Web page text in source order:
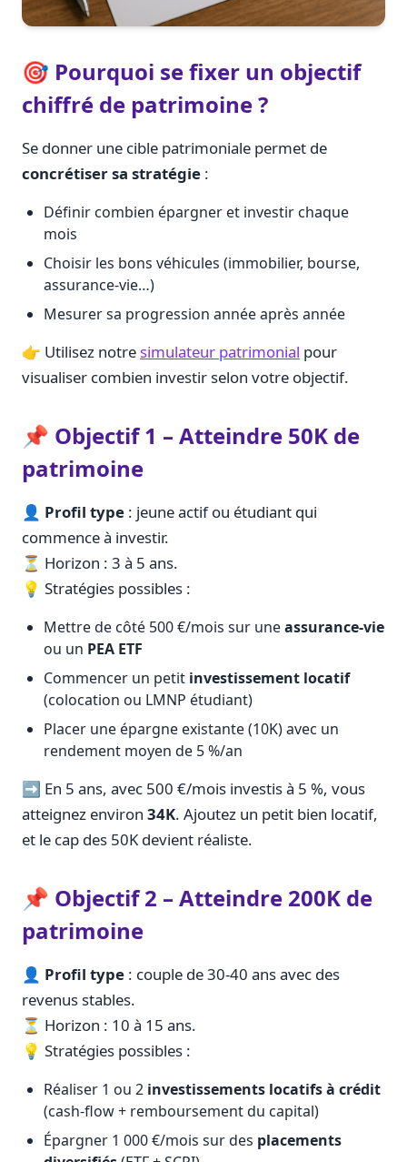
🎯 Pourquoi se fixer un objectif
chiffré de patrimoine ?
Se donner une cible patrimoniale permet de
concrétiser sa stratégie :
Définir combien épargner et investir chaque
mois
Choisir les bons véhicules (immobilier, bourse,
assurance-vie…)
Mesurer sa progression année après année
👉 Utilisez notre simulateur patrimonial pour
visualiser combien investir selon votre objectif.
📌 Objectif 1 – Atteindre 50K de
patrimoine
👤 Profil type : jeune actif ou étudiant qui
commence à investir.
⏳ Horizon : 3 à 5 ans.
💡 Stratégies possibles :
Mettre de côté 500 €/mois sur uneassurance-vie
ou un PEA ETF
Commencer un petit investissement locatif
(colocation ou LMNP étudiant)
Placer une épargne existante (10K) avec un
rendement moyen de 5 %/an
➡️ En 5 ans, avec 500 €/mois investis à 5 %, vous
atteignez environ 34K. Ajoutez un petit bien locatif,
et le cap des 50K devient réaliste.
📌 Objectif 2 – Atteindre 200K de
patrimoine
👤 Profil type : couple de 30-40 ans avec des
revenus stables.
⏳ Horizon : 10 à 15 ans.
💡 Stratégies possibles :
Réaliser 1 ou 2 investissements locatifs à crédit
(cash-flow + remboursement du capital)
Épargner 1 000 €/mois sur des placements